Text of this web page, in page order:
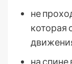
не
которая
на